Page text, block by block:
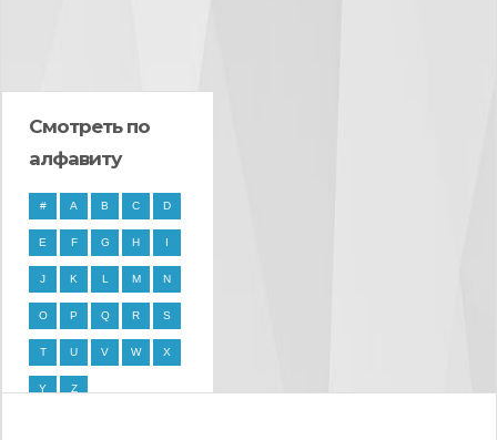
Смотреть по
алфавиту
# A B C D
E F G H I
J K L M N
O P Q R S
T U V W X
Y Z